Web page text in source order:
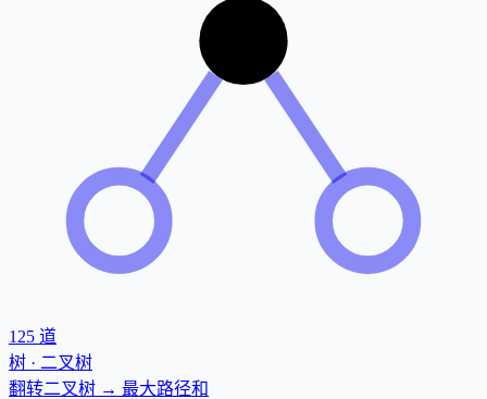
125 道
树 · 二叉树
翻转二叉树 → 最大路径和